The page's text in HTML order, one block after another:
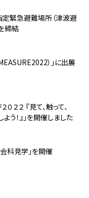
緊急避難場所（津波避
締結
）」に出展
２２ 『見て、触って、
う！』」を開催しました
科見学」を開催